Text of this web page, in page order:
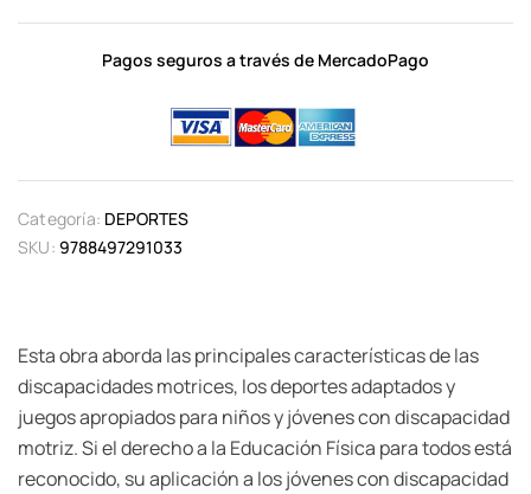
Pagos seguros a través de MercadoPago
Categoría: DEPORTES
SKU: 9788497291033
Esta obra aborda las principales características de las
discapacidades motrices, los deportes adaptados y
juegos apropiados para niños y jóvenes con discapacidad
motriz. Si el derecho a la Educación Física para todos está
reconocido, su aplicación a los jóvenes con discapacidad